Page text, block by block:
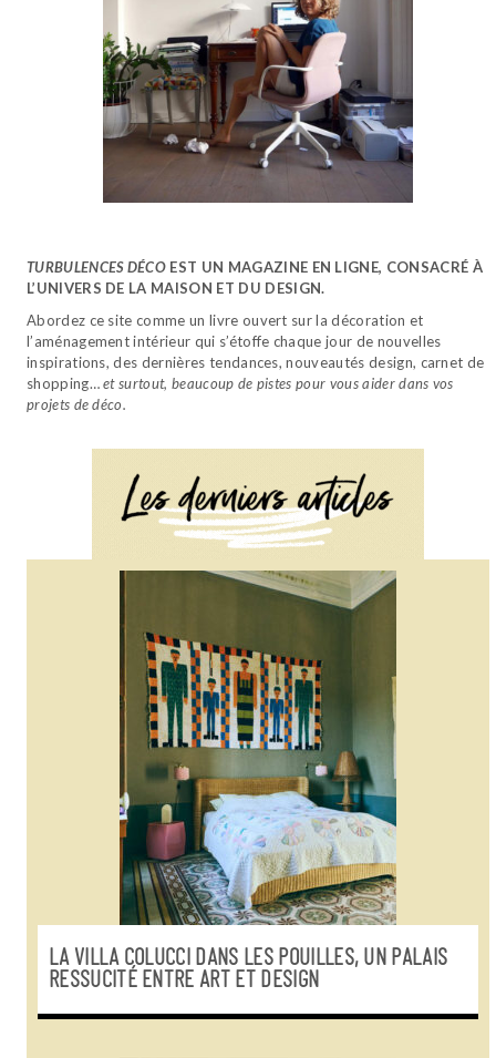
TURBULENCES DÉCO EST UN MAGAZINE EN LIGNE, CONSACRÉ À
L’UNIVERS DE LA MAISON ET DU DESIGN.
Abordez ce site comme un livre ouvert sur la décoration et
l’aménagement intérieur qui s’étoffe chaque jour de nouvelles
inspirations, des dernières tendances, nouveautés design, carnet de
shopping…et surtout, beaucoup de pistes pour vous aider dans vos
projets de déco.
LA VILLA COLUCCI DANS LES POUILLES, UN PALAIS
RESSUCITÉ ENTRE ART ET DESIGN